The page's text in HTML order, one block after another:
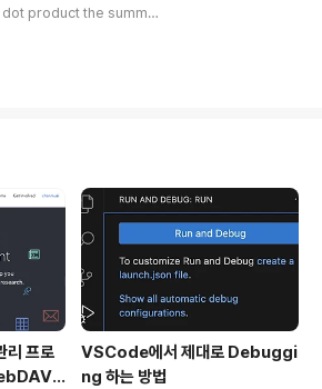
to each other)
있다. 2. Doing a ..
product the summat
행렬곱의 규칙 두 행렬
되는 삼각형이 만들어진
multiplication (Quiz 8)
특정 한 원소만 계산하기
리 프로
VSCode에서 제대로 Debuggi
ng 하는 방법